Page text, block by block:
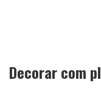
Decorar com